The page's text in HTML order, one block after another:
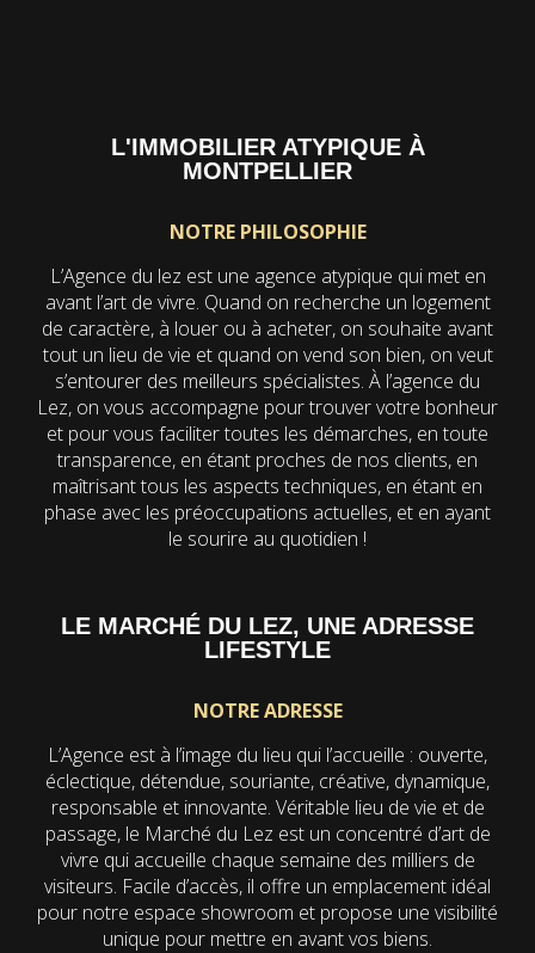
L'IMMOBILIER ATYPIQUE À
MONTPELLIER
NOTRE PHILOSOPHIE
L’Agence du lez est une agence atypique qui met en
avant l’art de vivre. Quand on recherche un logement
de caractère, à louer ou à acheter, on souhaite avant
tout un lieu de vie et quand on vend son bien, on veut
s’entourer des meilleurs spécialistes. À l’agence du
Lez, on vous accompagne pour trouver votre bonheur
et pour vous faciliter toutes les démarches, en toute
transparence, en étant proches de nos clients, en
maîtrisant tous les aspects techniques, en étant en
phase avec les préoccupations actuelles, et en ayant
le sourire au quotidien !
LE MARCHÉ DU LEZ, UNE ADRESSE
LIFESTYLE
NOTRE ADRESSE
L’Agence est à l’image du lieu qui l’accueille : ouverte,
éclectique, détendue, souriante, créative, dynamique,
responsable et innovante. Véritable lieu de vie et de
passage, le Marché du Lez est un concentré d’art de
vivre qui accueille chaque semaine des milliers de
visiteurs. Facile d’accès, il offre un emplacement idéal
pour notre espace showroom et propose une visibilité
unique pour mettre en avant vos biens.